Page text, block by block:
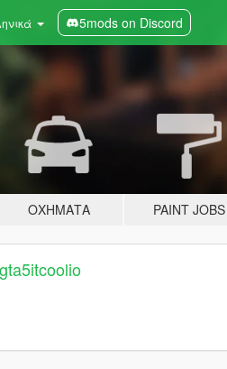
5mods on Discord
ΟΧΉΜΑΤΑ PAINT JOBS